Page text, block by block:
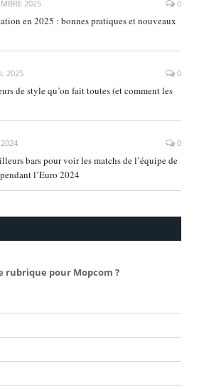
2025 0
en 2025 : bonnes pratiques et nouveaux
2025 0
de style qu’on fait toutes (et comment les
0
bars pour voir les matchs de l’équipe de
l’Euro 2024
rubrique pour Mopcom ?